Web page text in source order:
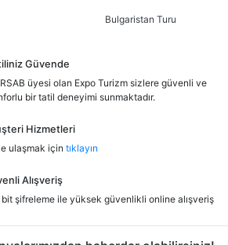
Bulgaristan Turu
Güvende
üyesi olan Expo Turizm sizlere güvenli ve
bir tatil deneyimi sunmaktadır.
Hizmetleri
ulaşmak içintıklayın
Alışveriş
bit şifreleme ile yüksek güvenlikli online alışveriş